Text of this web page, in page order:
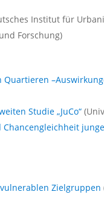
Institut für
Forschung)
Studie „JuCo“
Zielgruppen